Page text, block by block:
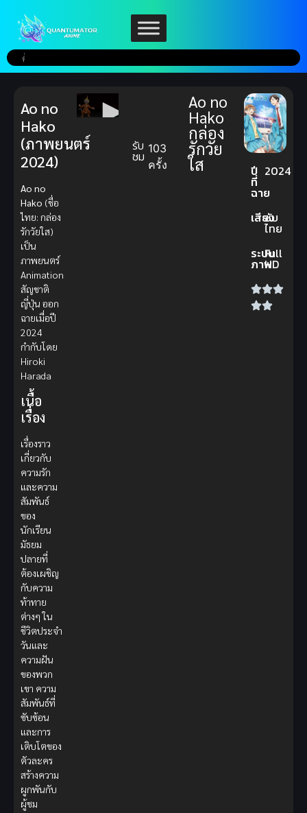
รับ
ชม 103
ครั้ง
Ao no
Hako
กล่อง
รักวัย
ใส ปี
ที่
ฉาย
2024
เสียง
ซับ
ไทย
ระบบ
ภาพ
Full
HD
Ao no
Hako
(ภาพยนตร์
2024)
Ao no
Hako (ชื่อ
ไทย: กล่อง
รักวัยใส)
เป็น
ภาพยนตร์
Animation
สัญชาติ
ญี่ปุ่น ออก
ฉายเมื่อปี
2024
กำกับโดย
Hiroki
Harada
เนื้อ
เรื่อง
เรื่องราว
เกี่ยวกับ
ความรัก
และความ
สัมพันธ์
ของ
นักเรียน
มัธยม
ปลายที่
ต้องเผชิญ
กับความ
ท้าทาย
ต่างๆ ใน
ชีวิตประจำ
วันและ
ความฝัน
ของพวก
เขา ความ
สัมพันธ์ที่
ซับซ้อน
และการ
เติบโตของ
ตัวละคร
สร้างความ
ผูกพันกับ
ผู้ชม